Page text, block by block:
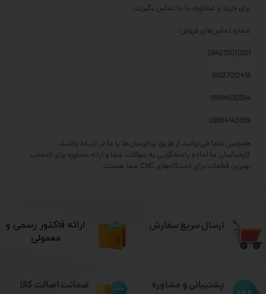
برای خرید و مشاوره، با ما تماس بگیرید:
شماره تماس‌های فروش:
021(28423501
09127012418
09914530554
09904142099
همچنین شما می‌توانید از طریق پیام‌رسان‌ها با ما در ارتباط باشید.
کارشناسان ما آماده پاسخگویی به سوالات شما و ارائه مشاوره برای انتخاب
بهترین قطعات برای دستگاه‌های CNC شما هستند.
ارسال سریع سفارش
​ارائه فاکتور رسمی و
معمولی
پشتیبانی و مشاوره ضمانت اصالت کالا